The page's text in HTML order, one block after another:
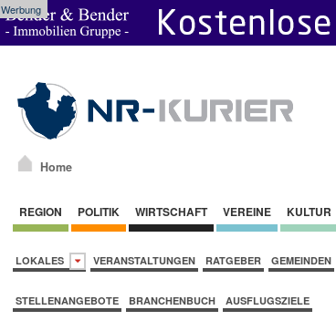
Werbung
Home
REGION POLITIK WIRTSCHAFT VEREINE KULTUR
LOKALES VERANSTALTUNGEN RATGEBER GEMEINDEN
STELLENANGEBOTE BRANCHENBUCH AUSFLUGSZIELE